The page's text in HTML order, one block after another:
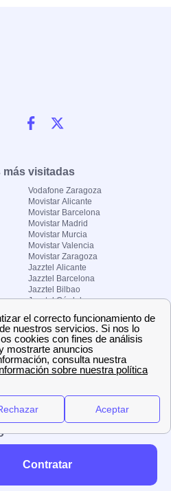
visitadas
Vodafone Zaragoza
Movistar Alicante
Movistar Barcelona
Movistar Madrid
Movistar Murcia
Movistar Valencia
Movistar Zaragoza
Jazztel Alicante
Jazztel Barcelona
Jazztel Bilbao
Jazztel Córdoba
Jazztel Málaga
Jazztel Valencia
Jazztel Zaragoza
Nuestras ofertas de trabajo
Reino Unido
Contratar